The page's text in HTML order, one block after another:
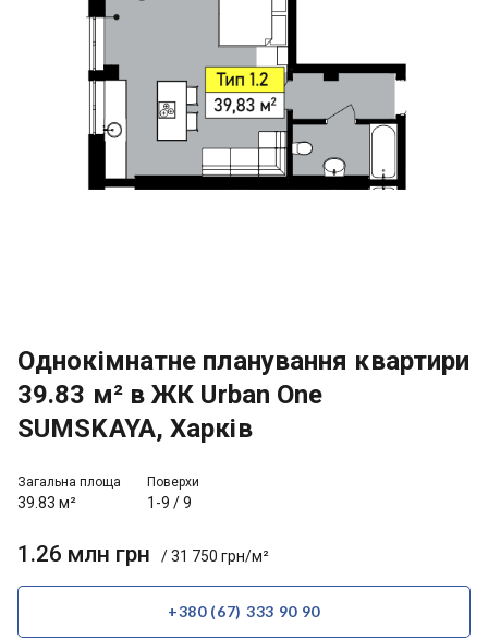
Однокімнатне планування квартири
39.83 м² в ЖК Urban One
SUMSKAYA, Харків
Загальна площа
39.83 м²
Поверхи
1-9 /9
1.26 млн грн / 31 750 грн/м²
+380 (67) 333 90 90